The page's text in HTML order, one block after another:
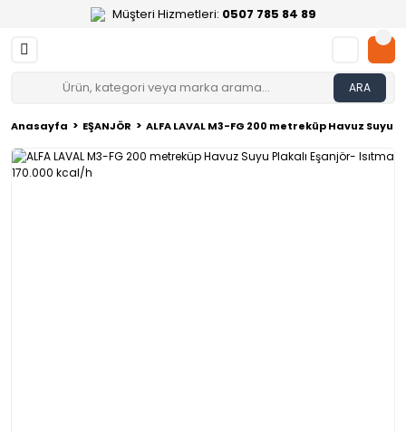
Müşteri Hizmetleri: 0507 785 84 89
ARA
Anasayfa EŞANJÖR ALFA LAVAL M3-FG 200 metreküp Havuz Suyu